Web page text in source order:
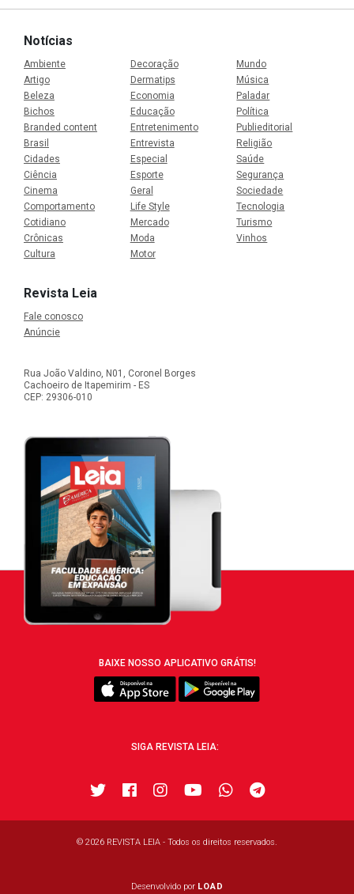
Notícias
Ambiente
Artigo
Beleza
Bichos
Branded content
Brasil
Cidades
Ciência
Cinema
Comportamento
Cotidiano
Crônicas
Cultura
Decoração
Dermatips
Economia
Educação
Entretenimento
Entrevista
Especial
Esporte
Geral
Life Style
Mercado
Moda
Motor
Mundo
Música
Paladar
Política
Publieditorial
Religião
Saúde
Segurança
Sociedade
Tecnologia
Turismo
Vinhos
Revista Leia
Fale conosco
Anúncie
Rua João Valdino, N01, Coronel Borges
Cachoeiro de Itapemirim - ES
CEP: 29306-010
BAIXE NOSSO APLICATIVO GRÁTIS!
SIGA REVISTA LEIA:
© 2026 REVISTA LEIA - Todos os direitos reservados.
Desenvolvido por LOAD